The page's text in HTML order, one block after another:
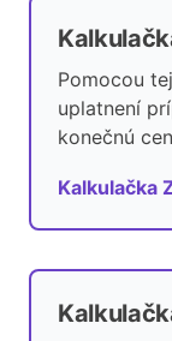
Pomocou
uplatnení
konečnú
Kalkulačka